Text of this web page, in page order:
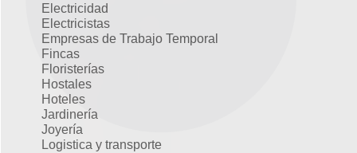
Electricidad
Electricistas
Empresas de Trabajo Temporal
Fincas
Floristerías
Hostales
Hoteles
Jardinería
Joyería
Logistica y transporte